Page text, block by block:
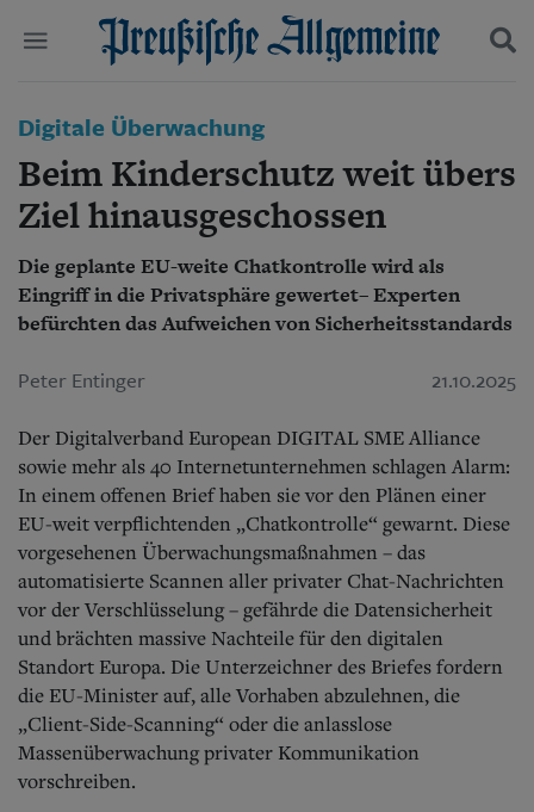
Start
Wer wir sind
Aktuelle Ausgabe
Abonnenten-Login
Abonnent werden
Abo Prämien
Archiv
Mediadaten
Politik
Kultur
Wirtschaft
Panorama
Gesellschaft
Leben
Geschichte
Ostpreußen
Pommern
Bücher
Kontakt
Impressum
Datenschutz
Suchen und finden
Digitale Überwachung
Beim Kinderschutz weit übers
Ziel hinausgeschossen
Die geplante EU-weite Chatkontrolle wird als
Eingriff in die Privatsphäre gewertet– Experten
befürchten das Aufweichen von Sicherheitsstandards
Peter Entinger 21.10.2025
Der Digitalverband European DIGITAL SME Alliance
sowie mehr als 40 Internetunternehmen schlagen Alarm:
In einem offenen Brief haben sie vor den Plänen einer
EU-weit verpflichtenden „Chatkontrolle“ gewarnt. Diese
vorgesehenen Überwachungsmaßnahmen – das
automatisierte Scannen aller privater Chat-Nachrichten
vor der Verschlüsselung – gefährde die Datensicherheit
und brächten massive Nachteile für den digitalen
Standort Europa. Die Unterzeichner des Briefes fordern
die EU-Minister auf, alle Vorhaben abzulehnen, die
„Client-Side-Scanning“ oder die anlasslose
Massenüberwachung privater Kommunikation
vorschreiben.